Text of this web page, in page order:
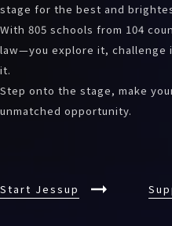
stage for the best and
With 805 schools from 104
law—you explore it, challenge
it.
Step onto the stage, make
unmatched opportunity.
Start Jessup